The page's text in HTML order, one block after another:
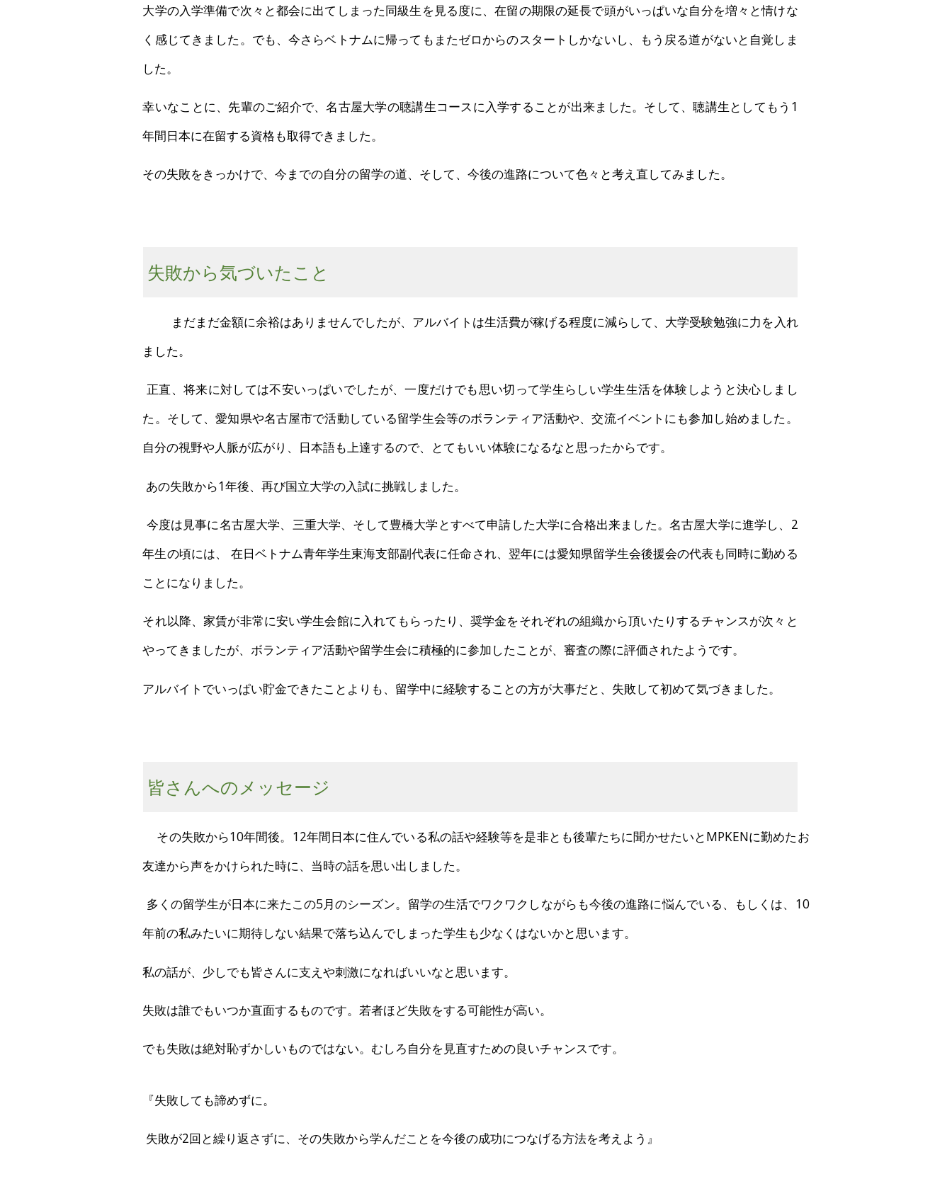
大学の入学準備で次々と都会に出てしまった同級生を見る度に、在留の期限の延長で頭がいっぱいな自分を増々と情けな
く感じてきました。でも、今さらベトナムに帰ってもまたゼロからのスタートしかないし、もう戻る道がないと自覚しま
した。
幸いなことに、先輩のご紹介で、名古屋大学の聴講生コースに入学することが出来ました。そして、聴講生としてもう1
年間日本に在留する資格も取得できました。
その失敗をきっかけで、今までの自分の留学の道、そして、今後の進路について色々と考え直してみました。
失敗から気づいたこと
まだまだ金額に余裕はありませんでしたが、アルバイトは生活費が稼げる程度に減らして、大学受験勉強に力を入れ
ました。
正直、将来に対しては不安いっぱいでしたが、一度だけでも思い切って学生らしい学生生活を体験しようと決心しまし
た。そして、愛知県や名古屋市で活動している留学生会等のボランティア活動や、交流イベントにも参加し始めました。
自分の視野や人脈が広がり、日本語も上達するので、とてもいい体験になるなと思ったからです。
あの失敗から1年後、再び国立大学の入試に挑戦しました。
今度は見事に名古屋大学、三重大学、そして豊橋大学とすべて申請した大学に合格出来ました。名古屋大学に進学し、2
年生の頃には、 在日ベトナム青年学生東海支部副代表に任命され、翌年には愛知県留学生会後援会の代表も同時に勤める
ことになりました。
それ以降、家賃が非常に安い学生会館に入れてもらったり、奨学金をそれぞれの組織から頂いたりするチャンスが次々と
やってきましたが、ボランティア活動や留学生会に積極的に参加したことが、審査の際に評価されたようです。
アルバイトでいっぱい貯金できたことよりも、留学中に経験することの方が大事だと、失敗して初めて気づきました。
皆さんへのメッセージ
その失敗から10年間後。12年間日本に住んでいる私の話や経験等を是非とも後輩たちに聞かせたいとMPKENに勤めたお
友達から声をかけられた時に、当時の話を思い出しました。
多くの留学生が日本に来たこの5月のシーズン。留学の生活でワクワクしながらも今後の進路に悩んでいる、もしくは、10
年前の私みたいに期待しない結果で落ち込んでしまった学生も少なくはないかと思います。
私の話が、少しでも皆さんに支えや刺激になればいいなと思います。
失敗は誰でもいつか直面するものです。若者ほど失敗をする可能性が高い。
でも失敗は絶対恥ずかしいものではない。むしろ自分を見直すための良いチャンスです。
『失敗しても諦めずに。
失敗が2回と繰り返さずに、その失敗から学んだことを今後の成功につなげる方法を考えよう』